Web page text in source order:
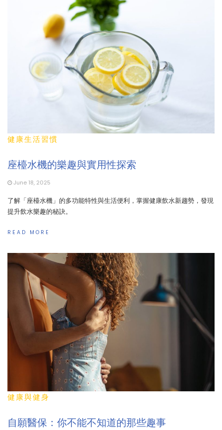
健康生活習慣
座檯水機的樂趣與實用性探索
June 18, 2025
了解「座檯水機」的多功能特性與生活便利，掌握健康飲水新趨勢，發現
提升飲水樂趣的秘訣。
READ MORE
健康與健身
自願醫保：你不能不知道的那些趣事